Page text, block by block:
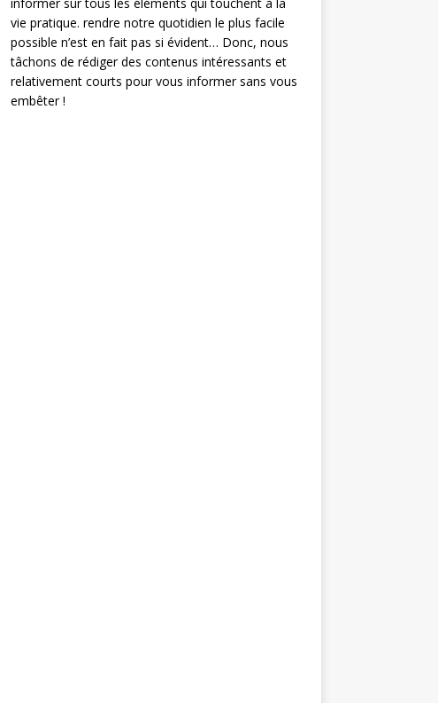
informer sur tous les éléments qui touchent à la
vie pratique. rendre notre quotidien le plus facile
possible n’est en fait pas si évident… Donc, nous
tâchons de rédiger des contenus intéressants et
relativement courts pour vous informer sans vous
embêter !